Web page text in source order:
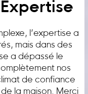
l’expertise a
mais dans des
a dépassé le
nos
de confiance
la maison. Merci